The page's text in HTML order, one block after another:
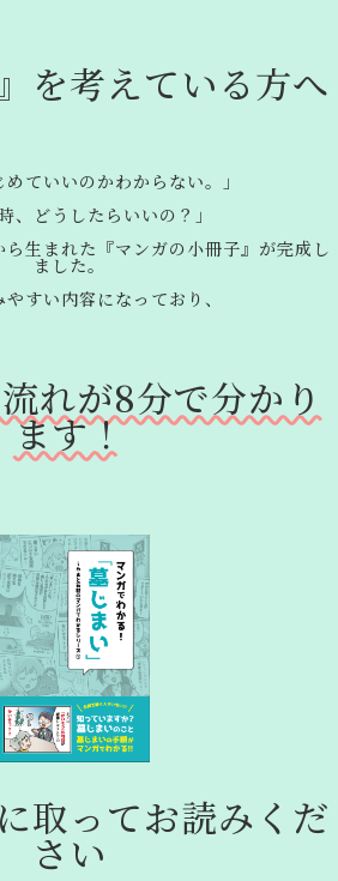
を考えている方へ
めていいのかわからない。」
、どうしたらいいの？」
生まれた『マンガの小冊子』が完成し
ました。
やすい内容になっており、
れが8分で分かり
ます！
取ってお読みくだ
さい